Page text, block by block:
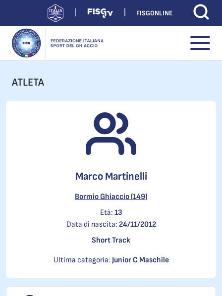
FISGONLINE
ATLETA
Marco Martinelli
Bormio Ghiaccio (149)
Età: 13
Data di nascita: 24/11/2012
Short Track
Ultima categoria: Junior C Maschile